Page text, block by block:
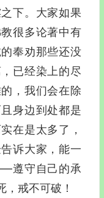
下。大家如果
很多论著中有
奉劝那些还没
已经染上的尽
，我们会在除
身边到处都是
在是太多了，
诉大家，能一
遵守自己的承
戒不可破！